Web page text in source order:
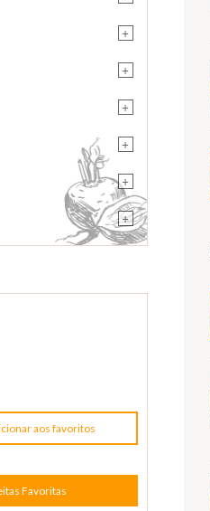
+
+
+
+
+
+
aos favoritos
Favoritas